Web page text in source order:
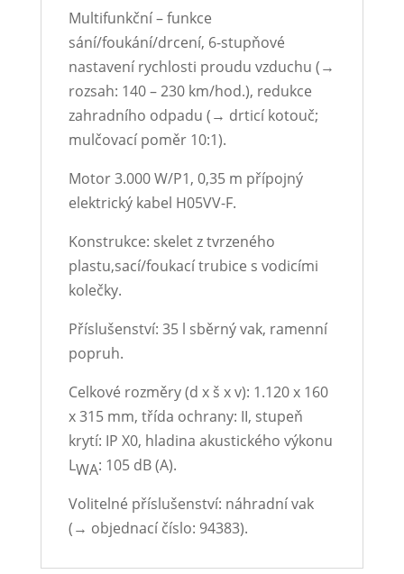
Multifunkční – funkce
sání/foukání/drcení, 6-stupňové
nastavení rychlosti proudu vzduchu (→
rozsah: 140 – 230 km/hod.), redukce
zahradního odpadu (→ drticí kotouč;
mulčovací poměr 10:1).
Motor 3.000 W/P1, 0,35 m přípojný
elektrický kabel H05VV-F.
Konstrukce: skelet z tvrzeného
plastu,sací/foukací trubice s vodicími
kolečky.
Příslušenství: 35 l sběrný vak, ramenní
popruh.
Celkové rozměry (d x š x v): 1.120 x 160
x 315 mm, třída ochrany: II, stupeň
krytí: IP X0, hladina akustického výkonu
LWA: 105 dB (A).
Volitelné příslušenství: náhradní vak
(→ objednací číslo: 94383).